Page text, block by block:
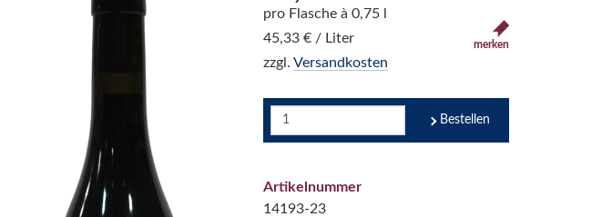
pro Flasche à 0,75 l
45,33 € / Liter
zzgl. Versandkosten
merken
Bestellen
Artikelnummer
14193-23